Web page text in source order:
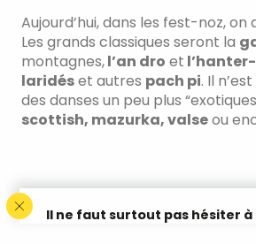
Aujourd’hui, dans les fest-noz, on
Les grands classiques seront la
montagnes,l’an dro et
laridéset autres pach pi. Il
des danses un peu plus
scottish, mazurka, valseou
Il ne faut surtout pas hésiter